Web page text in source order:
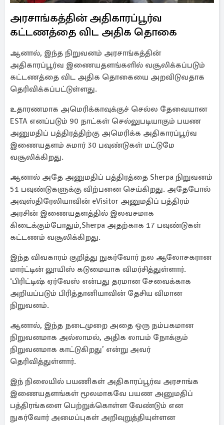
அரசாங்கத்தின் அதிகாரப்பூர்வ
கட்டணத்தை விட அதிக தொகை
ஆனால், இந்த நிறுவனம் அரசாங்கத்தின்
அதிகாரப்பூர்வ இணையதளங்களில் வசூலிக்கப்படும்
கட்டணத்தை விட அதிக தொகையை அறவிடுவதாக
தெரிவிக்கப்பட்டுள்ளது.
உதாரணமாக அமெரிக்காவுக்குச் செல்ல தேவையான
ESTA எனப்படும் 90 நாட்கள் செல்லுபடியாகும் பயண
அனுமதிப் பத்திரத்திற்கு அமெரிக்க அதிகாரப்பூர்வ
இணையதளம் சுமார் 30 பவுண்டுகள் மட்டுமே
வசூலிக்கிறது.
ஆனால் அதே அனுமதிப் பத்திரத்தை Sherpa நிறுவனம்
51 பவுண்டுகளுக்கு விற்பனை செய்கிறது. அதேபோல்
அவுஸ்திரேலியாவின் eVisitor அனுமதிப் பத்திரம்
அரசின் இணையதளத்தில் இலவசமாக
கிடைக்கும்போதும்,Sherpa அதற்காக 17 பவுண்டுகள்
கட்டணம் வசூலிக்கிறது.
இந்த விவகாரம் குறித்து நுகர்வோர் நல ஆலோசகரான
மார்ட்டின் லூயிஸ் கடுமையாக விமர்சித்துள்ளார்.
‘பிரிட்டிஷ் ஏர்வேஸ் என்பது தரமான சேவைக்காக
அறியப்படும் பிரித்தானியாவின் தேசிய விமான
நிறுவனம்.
ஆனால், இந்த நடைமுறை அதை ஒரு நம்பகமான
நிறுவனமாக அல்லாமல், அதிக லாபம் நோக்கும்
நிறுவனமாக காட்டுகிறது’ என்று அவர்
தெரிவித்துள்ளார்.
இந் நிலையில் பயணிகள் அதிகாரப்பூர்வ அரசாங்க
இணையதளங்கள் மூலமாகவே பயண அனுமதிப்
பத்திரங்களை பெற்றுக்கொள்ள வேண்டும் என
நுகர்வோர் அமைப்புகள் அறிவுறுத்தியுள்ளன